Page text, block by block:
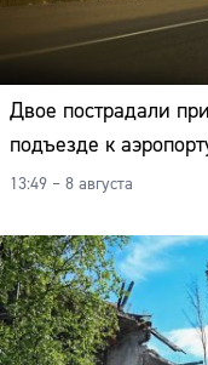
Двое пострадали
подъезде к
13:49 – 8 августа